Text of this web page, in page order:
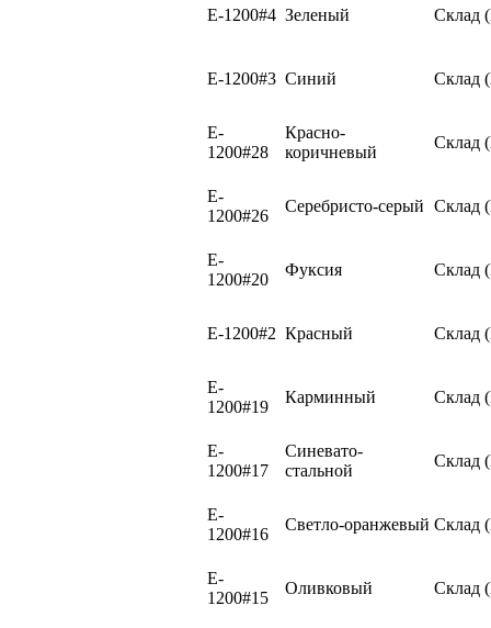
E-1200#4 Зеленый Склад
E-1200#3 Синий Склад
E-
1200#28
Красно-
коричневый
Склад
E-
1200#26
Серебристо-серый Склад
E-
1200#20
Фуксия Склад
E-1200#2 Красный Склад
E-
1200#19
Карминный Склад
E-
1200#17
Синевато-
стальной
Склад
E-
1200#16
Светло-оранжевый Склад
E-
1200#15
Оливковый Склад